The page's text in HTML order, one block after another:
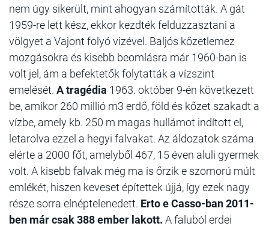
nem úgy sikerült, mint ahogyan számították. A gát
1959-re lett kész, ekkor kezdték felduzzasztani a
völgyet a Vajont folyó vizével. Baljós kőzetlemez
mozgásokra és kisebb beomlásra már 1960-ban is
volt jel, ám a befektetők folytatták a vízszint
emelését. A tragédia 1963. október 9-én következett
be, amikor 260 millió m3 erdő, föld és kőzet szakadt a
vízbe, amely kb. 250 m magas hullámot indított el,
letarolva ezzel a hegyi falvakat. Az áldozatok száma
elérte a 2000 főt, amelyből 467, 15 éven aluli gyermek
volt. A kisebb falvak még ma is őrzik e szomorú múlt
emlékét, hiszen keveset építettek újjá, így ezek nagy
része sorra elnéptelenedett. Erto e Casso-ban 2011-
ben már csak 388 ember lakott. A faluból erdei